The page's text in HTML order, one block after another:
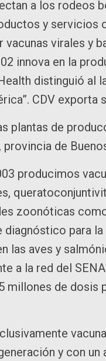
a los rodeos
y
virales y
innova en la
distinguió al
CDV exporta
plantas de
de
producimos
zoonóticas
para
las aves y
a la red del
millones de dosis
y con